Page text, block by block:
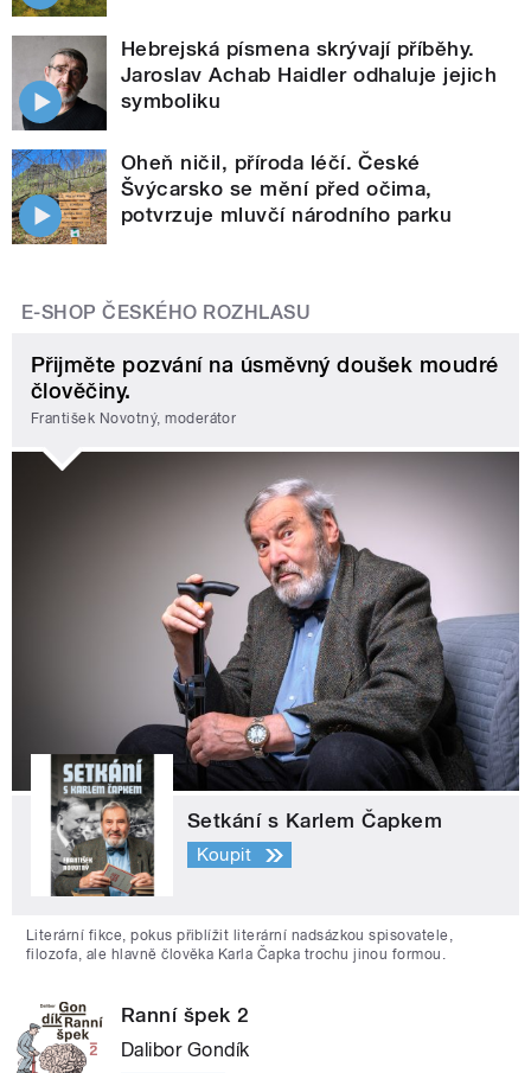
Hebrejská písmena skrývají příběhy.
Jaroslav Achab Haidler odhaluje jejich
symboliku
Oheň ničil, příroda léčí. České
Švýcarsko se mění před očima,
potvrzuje mluvčí národního parku
E-SHOP ČESKÉHO ROZHLASU
Přijměte pozvání na úsměvný doušek moudré
člověčiny.
František Novotný, moderátor
Setkání s Karlem Čapkem
Koupit
Literární fikce, pokus přiblížit literární nadsázkou spisovatele,
filozofa, ale hlavně člověka Karla Čapka trochu jinou formou.
Ranní špek 2
Dalibor Gondík